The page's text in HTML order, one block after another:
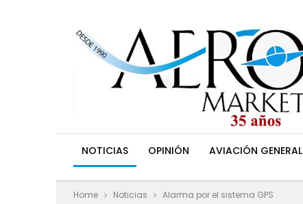
NOTICIAS OPINIÓN AVIACIÓN GENERAL
Home Noticias Alarma por el sistema GPS